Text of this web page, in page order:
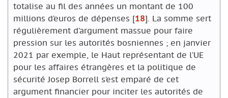
totalise au fil des années un montant de 100
millions d’euros de dépenses [18]. La somme sert
régulièrement d’argument massue pour faire
pression sur les autorités bosniennes ; en janvier
2021 par exemple, le Haut représentant de l’UE
pour les affaires étrangères et la politique de
sécurité Josep Borrell s’est emparé de cet
argument financier pour inciter les autorités de